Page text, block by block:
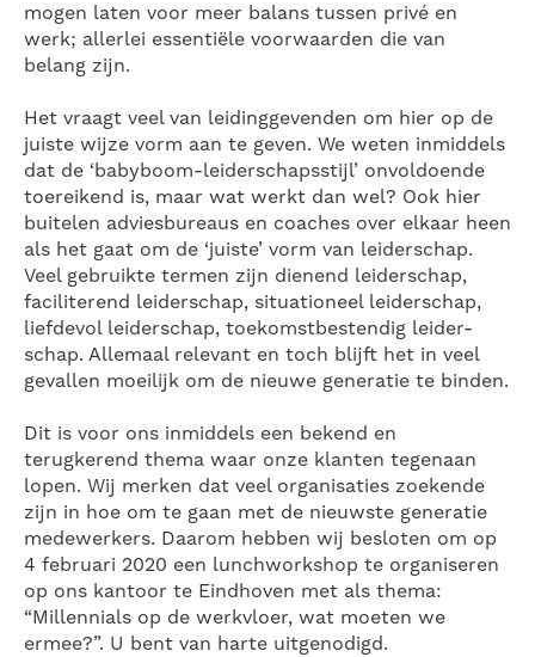
mogen laten voor meer balans tussen privé en
werk; allerlei essentiële voorwaarden die van
belang zijn.
Het vraagt veel van leidinggevenden om hier op de
juiste wijze vorm aan te geven. We weten inmiddels
dat de ‘babyboom-leiderschapsstijl’ onvoldoende
toereikend is, maar wat werkt dan wel? Ook hier
buitelen adviesbureaus en coaches over elkaar heen
als het gaat om de ‘juiste’ vorm van leiderschap.
Veel gebruikte termen zijn dienend leiderschap,
faciliterend leiderschap, situationeel leiderschap,
liefdevol leiderschap, toekomstbestendig leider-
schap. Allemaal relevant en toch blijft het in veel
gevallen moeilijk om de nieuwe generatie te binden.
Dit is voor ons inmiddels een bekend en
terugkerend thema waar onze klanten tegenaan
lopen. Wij merken dat veel organisaties zoekende
zijn in hoe om te gaan met de nieuwste generatie
medewerkers. Daarom hebben wij besloten om op
4 februari 2020 een lunchworkshop te organiseren
op ons kantoor te Eindhoven met als thema:
“Millennials op de werkvloer, wat moeten we
ermee?”. U bent van harte uitgenodigd.